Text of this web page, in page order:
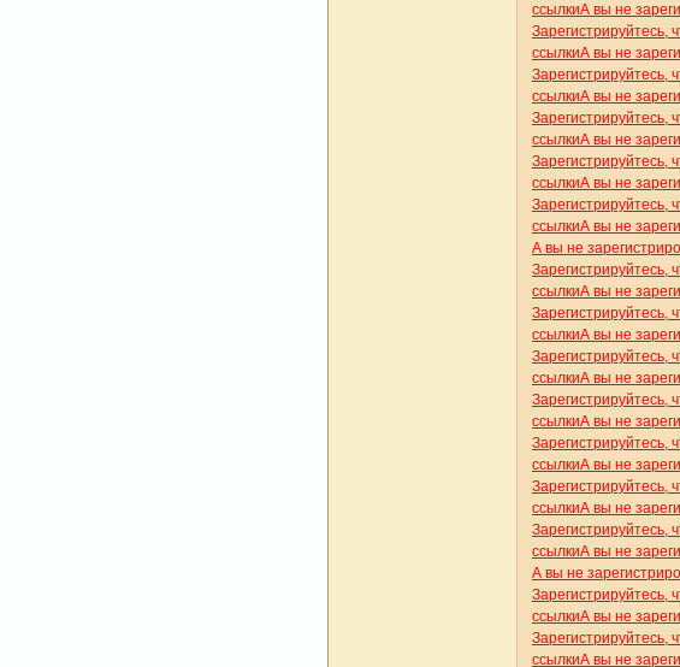
ссылкиА вы не
Зарегистрируйтесь,
ссылкиА вы не
Зарегистрируйтесь,
ссылкиА вы не
Зарегистрируйтесь,
ссылкиА вы не
Зарегистрируйтесь,
ссылкиА вы не
Зарегистрируйтесь,
ссылкиА вы не
А вы не
Зарегистрируйтесь,
ссылкиА вы не
Зарегистрируйтесь,
ссылкиА вы не
Зарегистрируйтесь,
ссылкиА вы не
Зарегистрируйтесь,
ссылкиА вы не
Зарегистрируйтесь,
ссылкиА вы не
Зарегистрируйтесь,
ссылкиА вы не
Зарегистрируйтесь,
ссылкиА вы не
А вы не
Зарегистрируйтесь,
ссылкиА вы не
Зарегистрируйтесь,
ссылкиА вы не